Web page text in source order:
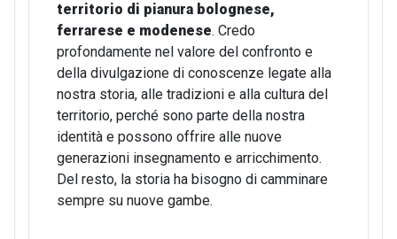
territorio di pianura bolognese,
ferrarese e modenese. Credo
profondamente nel valore del confronto e
della divulgazione di conoscenze legate alla
nostra storia, alle tradizioni e alla cultura del
territorio, perché sono parte della nostra
identità e possono offrire alle nuove
generazioni insegnamento e arricchimento.
Del resto, la storia ha bisogno di camminare
sempre su nuove gambe.